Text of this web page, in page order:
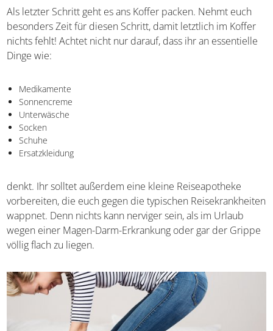
ihr wenigstens im Hotel WLAN habt, wenn euch dieser
Aspekt wichtig ist.
7. Richtig packen
Als letzter Schritt geht es ans Koffer packen. Nehmt euch
besonders Zeit für diesen Schritt, damit letztlich im Koffer
nichts fehlt! Achtet nicht nur darauf, dass ihr an
essentielle Dinge wie:
Sonnencreme
Unterwäsche
Socken
Schuhe
Ersatzkleidung
vorbereiten, die euch gegen die typischen
Reisekrankheiten wappnet. Denn nichts kann nerviger
sein, als im Urlaub wegen einer Magen-Darm-Erkrankung
oder gar der Grippe völlig flach zu liegen.